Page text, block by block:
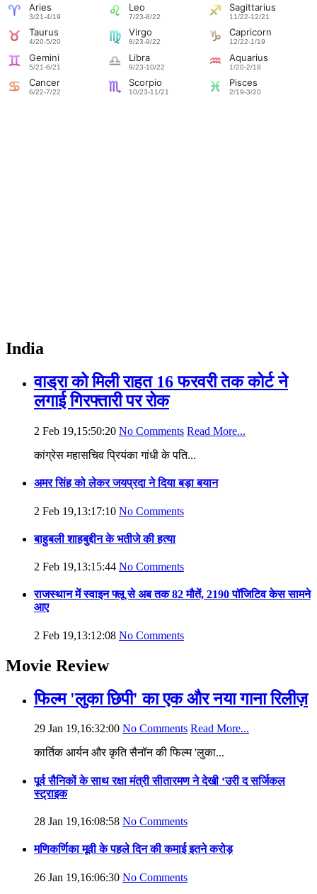
India
वाड्रा को मिली राहत 16 फरवरी तक कोर्ट ने
लगाई गिरफ्तारी पर रोक
2 Feb 19,15:50:20 No Comments Read More...
कांग्रेस महासचिव प्रियंका गांधी के पति...
अमर सिंह को लेकर जयप्रदा ने दिया बड़ा बयान
2 Feb 19,13:17:10 No Comments
बाहुबली शाहबुद्दीन के भतीजे की हत्या
2 Feb 19,13:15:44 No Comments
राजस्थान में स्वाइन फ्लू से अब तक 82 मौतें, 2190 पॉजिटिव केस सामने
आए
2 Feb 19,13:12:08 No Comments
Movie Review
फिल्म 'लुका छिपी' का एक और नया गाना रिलीज़
29 Jan 19,16:32:00 No Comments Read More...
कार्तिक आर्यन और कृति सैनॉन की फिल्म 'लुका...
पूर्व सैनिकों के साथ रक्षा मंत्री सीतारमण ने देखी ‘उरी द सर्जिकल
स्ट्राइक
28 Jan 19,16:08:58 No Comments
मणिकर्णिका मूवी के पहले दिन की कमाई इतने करोड़
26 Jan 19,16:06:30 No Comments